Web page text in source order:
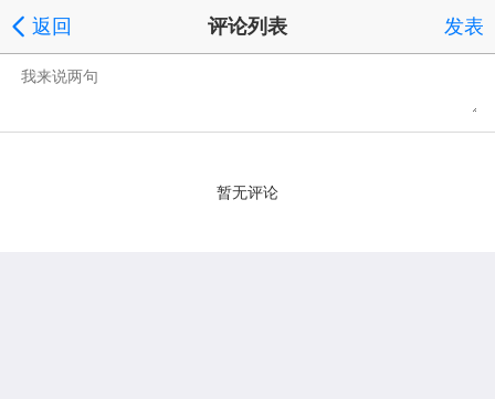
返回 评论列表 发表
暂无评论